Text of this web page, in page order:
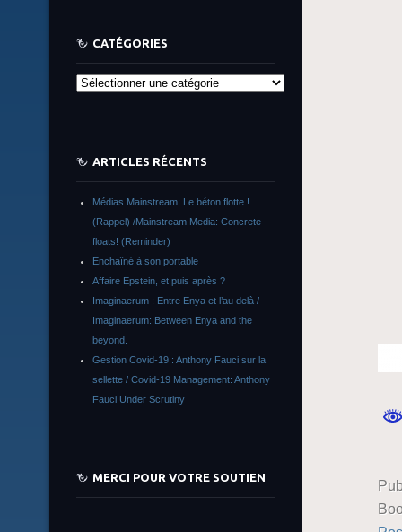
CATÉGORIES
Catégories
ARTICLES RÉCENTS
Médias Mainstream: Le béton flotte !
(Rappel) /Mainstream Media: Concrete
floats! (Reminder)
Enchaîné à son portable
Affaire Epstein, et puis après ?
Imaginaerum : Entre Enya et l’au delà /
Imaginaerum: Between Enya and the
beyond.
Gestion Covid-19 : Anthony Fauci sur la
sellette / Covid-19 Management: Anthony
Fauci Under Scrutiny
MERCI POUR VOTRE SOUTIEN